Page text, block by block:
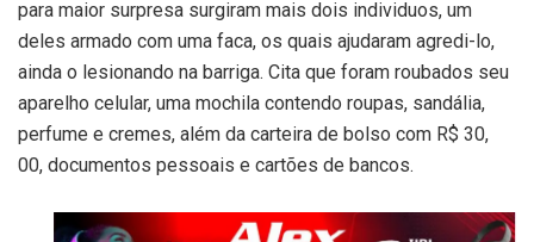
para maior surpresa surgiram mais dois individuos, um
deles armado com uma faca, os quais ajudaram agredi-lo,
ainda o lesionando na barriga. Cita que foram roubados seu
aparelho celular, uma mochila contendo roupas, sandália,
perfume e cremes, além da carteira de bolso com R$ 30,
00, documentos pessoais e cartões de bancos.